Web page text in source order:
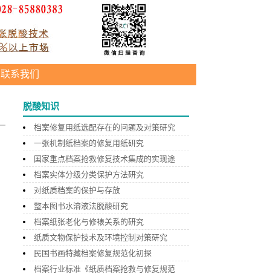
联系我们
脱酸知识
档案修复用纸选配存在的问题及对策研究
一张机制纸档案的修复用纸研究
国家重点档案抢救修复技术集成的实现途
档案实体分级分类保护方法研究
对纸质档案的保护与存放
整本图书水溶液法脱酸研究
档案纸张老化与修裱关系的研究
纸质文物保护技术及环境控制对策研究
民国书画特藏档案修复规范化初探
档案行业标准《纸质档案抢救与修复规范